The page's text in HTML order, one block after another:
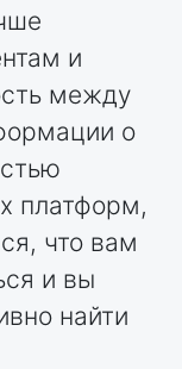
и
между
о
платформ,
что вам
и вы
найти